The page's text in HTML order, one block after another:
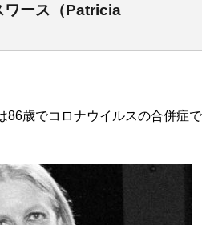
ワース（Patricia
86歳でコロナウイルスの合併症で